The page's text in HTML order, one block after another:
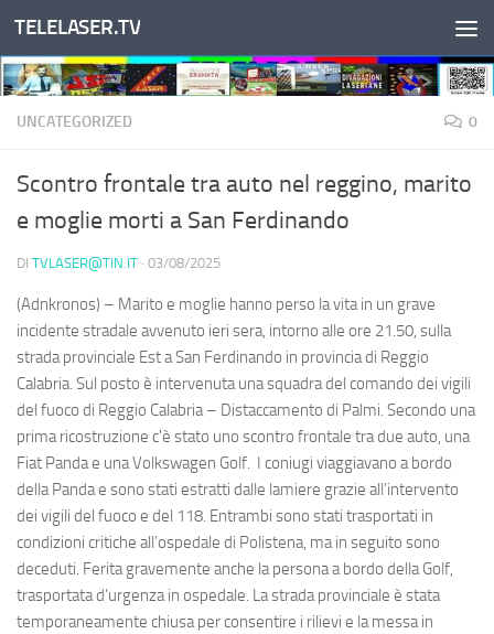
Salta al contenuto
TELELASER.TV
UNCATEGORIZED 0
Scontro frontale tra auto nel reggino, marito
e moglie morti a San Ferdinando
DI TVLASER@TIN.IT · 03/08/2025
(Adnkronos) – Marito e moglie hanno perso la vita in un grave
incidente stradale avvenuto ieri sera, intorno alle ore 21.50, sulla
strada provinciale Est a San Ferdinando in provincia di Reggio
Calabria. Sul posto è intervenuta una squadra del comando dei vigili
del fuoco di Reggio Calabria – Distaccamento di Palmi. Secondo una
prima ricostruzione c'è stato uno scontro frontale tra due auto, una
Fiat Panda e una Volkswagen Golf. I coniugi viaggiavano a bordo
della Panda e sono stati estratti dalle lamiere grazie all’intervento
dei vigili del fuoco e del 118. Entrambi sono stati trasportati in
condizioni critiche all’ospedale di Polistena, ma in seguito sono
deceduti. Ferita gravemente anche la persona a bordo della Golf,
trasportata d’urgenza in ospedale. La strada provinciale è stata
temporaneamente chiusa per consentire i rilievi e la messa in